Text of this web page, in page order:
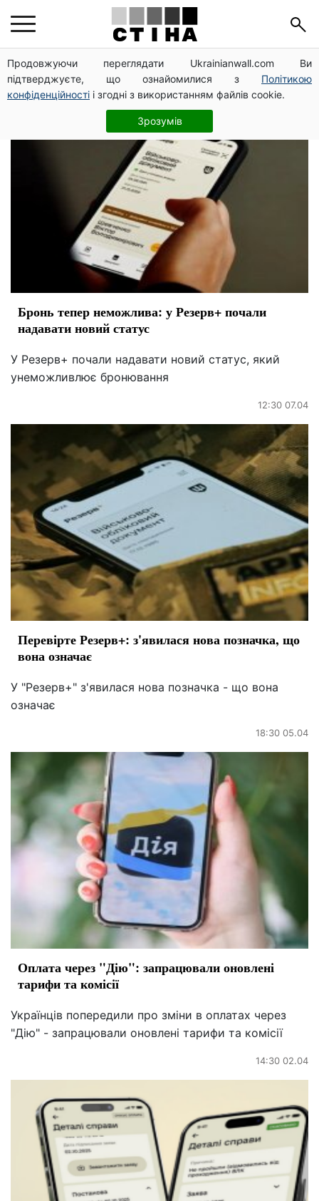
Продовжуючи переглядати Ukrainianwall.com Ви
підтверджуєте, що ознайомилися з Політикою
конфіденційності і згодні з використанням файлів cookie.
Зрозумів
обновление системы
Бронь тепер неможлива: у Резерв+ почали
надавати новий статус
У Резерв+ почали надавати новий статус, який
унеможливлює бронювання
12:30 07.04
Перевірте Резерв+: з'явилася нова позначка, що
вона означає
У "Резерв+" з'явилася нова позначка - що вона
означає
18:30 05.04
Оплата через "Дію": запрацювали оновлені
тарифи та комісії
Українців попередили про зміни в оплатах через
"Дію" - запрацювали оновлені тарифи та комісії
14:30 02.04